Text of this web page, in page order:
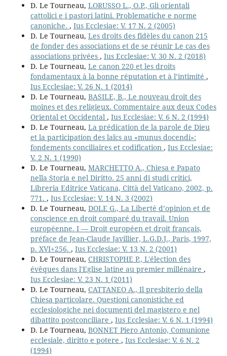
D. Le Tourneau, LORUSSO L., O.P., Gli orientali
cattolici e i pastori latini. Problematiche e norme
canoniche. , Ius Ecclesiae: V. 17 N. 2 (2005)
D. Le Tourneau, Les droits des fidèles du canon 215
de fonder des associations et de se réunir Le cas des
associations privées , Ius Ecclesiae: V. 30 N. 2 (2018)
D. Le Tourneau, Le canon 220 et les droits
fondamentaux à la bonne réputation et à l’intimité ,
Ius Ecclesiae: V. 26 N. 1 (2014)
D. Le Tourneau, BASILE, B., Le nouveau droit des
moines et des religieux. Commentaire aux deux Codes
Oriental et Occidental , Ius Ecclesiae: V. 6 N. 2 (1994)
D. Le Tourneau, La prédication de la parole de Dieu
et la participation des laïcs au «munus docendi»:
fondements conciliaires et codification , Ius Ecclesiae:
V. 2 N. 1 (1990)
D. Le Tourneau, MARCHETTO A., Chiesa e Papato
nella Storia e nel Diritto. 25 anni di studi critici,
Libreria Editrice Vaticana, Città del Vaticano, 2002, p.
771. , Ius Ecclesiae: V. 14 N. 3 (2002)
D. Le Tourneau, DOLE G., La Liberté d’opinion et de
conscience en droit comparé du travail. Union
européenne. I — Droit européen et droit français,
préface de Jean-Claude Javillier, L.G.D.J., Paris, 1997,
p. XVI+256. , Ius Ecclesiae: V. 13 N. 2 (2001)
D. Le Tourneau, CHRISTOPHE P., L'élection des
évêques dans l'Eglise latine au premier millénaire ,
Ius Ecclesiae: V. 23 N. 1 (2011)
D. Le Tourneau, CATTANEO A., Il presbiterio della
Chiesa particolare. Questioni canonistiche ed
ecclesiologiche nei documenti del magistero e nel
dibattito postconciliare , Ius Ecclesiae: V. 6 N. 1 (1994)
D. Le Tourneau, BONNET Piero Antonio, Comunione
ecclesiale, diritto e potere , Ius Ecclesiae: V. 6 N. 2
(1994)